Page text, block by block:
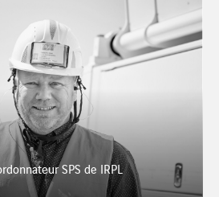
SPS de IRPL